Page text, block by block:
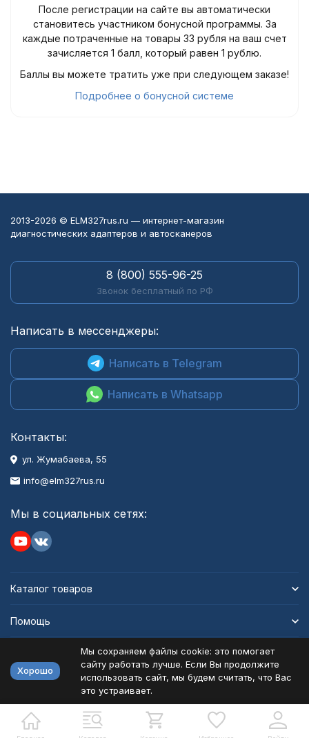
После регистрации на сайте вы автоматически
становитесь участником бонусной программы. За
каждые потраченные на товары 33 рубля на ваш счет
зачисляется 1 балл, который равен 1 рублю.
Баллы вы можете тратить уже при следующем заказе!
Подробнее о бонусной системе
2013-2026 © ELM327rus.ru — интернет-магазин
диагностических адаптеров и автосканеров
8 (800) 555-96-25
Звонок бесплатный по РФ
Написать в мессенджеры:
Написать в Telegram
Написать в Whatsapp
Контакты:
ул. Жумабаева, 55
info@elm327rus.ru
Мы в социальных сетях:
Каталог товаров
Помощь
Политика персональных данных
Разработано в bodysite.ru
Хорошо
Мы сохраняем файлы cookie: это помогает
сайту работать лучше. Если Вы продолжите
использовать сайт, мы будем считать, что Вас
это устраивает.